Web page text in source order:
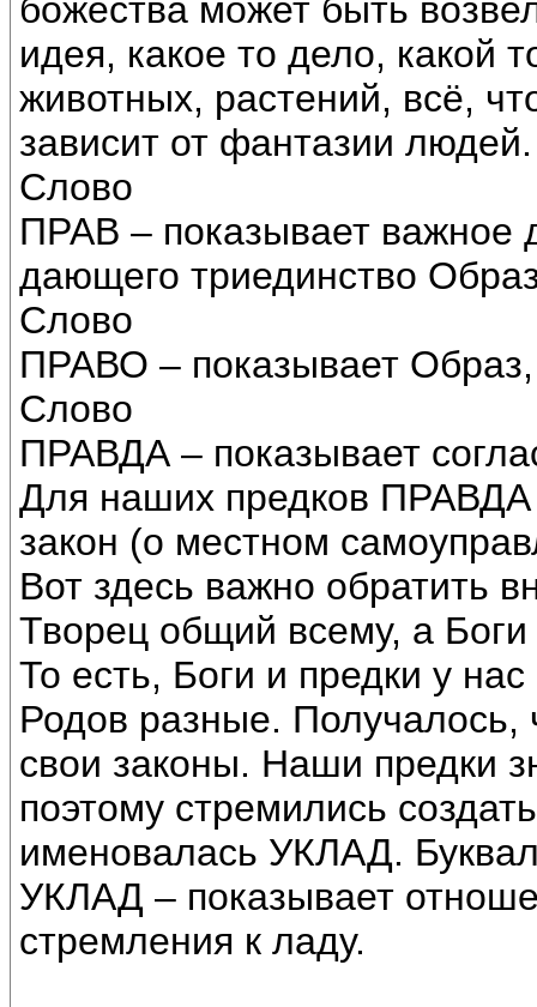
божества может быть
идея, какое то дело, какой
животных, растений, всё,
зависит от фантазии людей.
Слово
ПРАВ – показывает важное
дающего триединство
Слово
ПРАВО – показывает
Слово
ПРАВДА – показывает
Для наших предков ПРАВДА
закон (о местном
Вот здесь важно обратить
Творец общий всему, а
То есть, Боги и предки у
Родов разные. Получалось,
свои законы. Наши предки
поэтому стремились
именовалась УКЛАД.
УКЛАД – показывает
стремления к ладу.